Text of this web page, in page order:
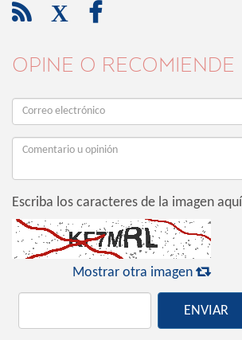
 X 
OPINE O RECOMIENDE
Escriba los caracteres de la imagen aquí
Mostrar otra imagen 
ENVIAR